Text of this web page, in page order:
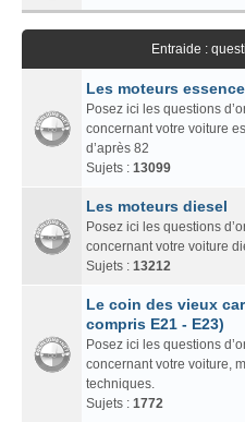
Entraide :
Les moteurs
Posez ici les questions
concernant votre voiture
d’après 82
Sujets : 13099
Les moteurs diesel
Posez ici les questions
concernant votre voiture
Sujets : 13212
Le coin des vieux
compris E21 - E23)
Posez ici les questions
concernant votre voiture,
techniques.
Sujets : 1772